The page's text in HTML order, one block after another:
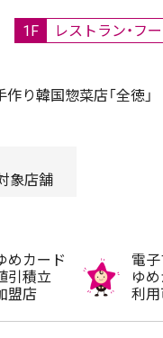
1F レストラン・フ
り韓国惣菜店「全徳」
象店舗
めカード
引積立
盟店
電
ゆ
利